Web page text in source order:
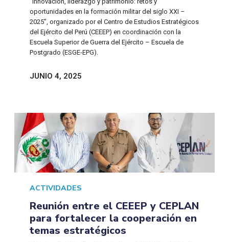
oportunidades en la formación militar del siglo XXI –
2025”, organizado por el Centro de Estudios Estratégicos
del Ejército del Perú (CEEEP) en coordinación con la
Escuela Superior de Guerra del Ejército – Escuela de
Postgrado (ESGE-EPG).
JUNIO 4, 2025
ACTIVIDADES
Reunión entre el CEEEP y CEPLAN
para fortalecer la cooperación en
temas estratégicos